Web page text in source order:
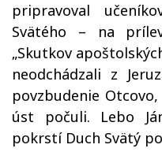
pripravoval
Svätého – na
„Skutkov
neodchádzali z
povzbudenie
úst počuli. Lebo
pokrstí Duch Svätý